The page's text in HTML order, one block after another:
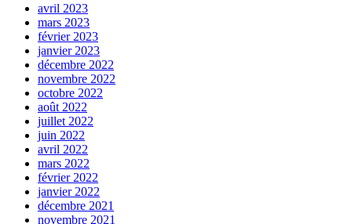
avril 2023
mars 2023
février 2023
janvier 2023
décembre 2022
novembre 2022
octobre 2022
août 2022
juillet 2022
juin 2022
avril 2022
mars 2022
février 2022
janvier 2022
décembre 2021
novembre 2021